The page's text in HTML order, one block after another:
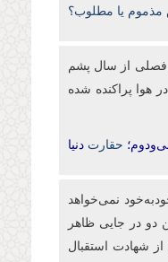
مذموم یا مطلوب؟
فصلی از سال پشم
هوا پراکنده شده
حقارت دنیا
نمی‌خواهد
دو در جایی ظاهر
شهادت استقبال